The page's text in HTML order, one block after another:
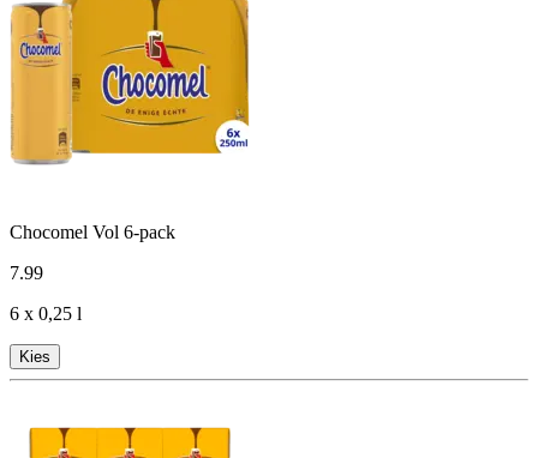
Chocomel Vol 6-pack
7.99
6 x 0,25 l
Kies